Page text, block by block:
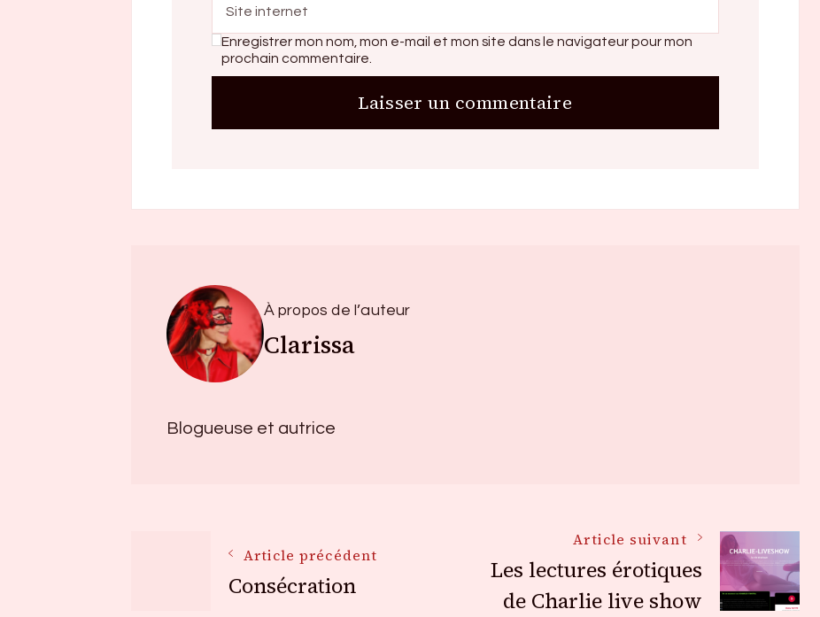
Enregistrer mon nom, mon e-mail et mon site dans le navigateur pour mon
prochain commentaire.
À propos de l’auteur
Clarissa
Blogueuse et autrice
Navigation
Article précédent
Consécration
Article suivant
Les lectures érotiques
de Charlie live show